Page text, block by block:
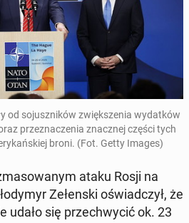
od so­jusz­ni­ków zwięk­sze­nia wy­dat­ków
prze­zna­cze­nia znacz­nej części tych
broni. (Fot. Getty Images)
ataku Rosji na
Ze­łen­ski oświad­czył, że
udało się prze­chwy­cić ok. 23